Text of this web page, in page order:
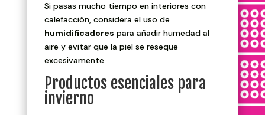
Si pasas mucho tiempo en interiores con
calefacción, considera el uso de
humidificadores para añadir humedad al
aire y evitar que la piel se reseque
excesivamente.
Productos esenciales para
invierno